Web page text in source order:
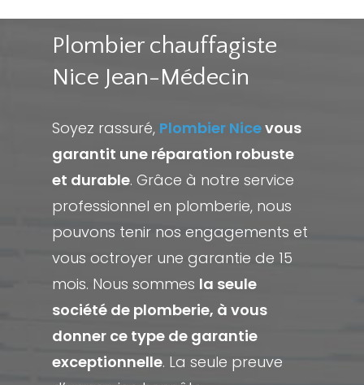
Plombier chauffagiste
Nice Jean-Médecin
Soyez rassuré, Plombier Nicevous
garantit une réparation robuste
et durable. Grâce à notre service
professionnel en plomberie, nous
pouvons tenir nos engagements et
vous octroyer une garantie de 15
mois. Nous sommes la seule
société de plomberie, à vous
donner ce type de garantie
exceptionnelle. La seule preuve